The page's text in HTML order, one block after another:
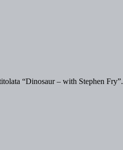
“Dinosaur – with Stephen Fry”.